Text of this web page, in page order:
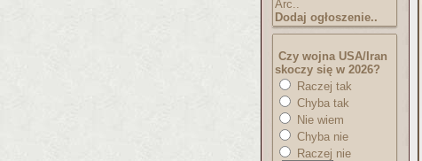
Arc..
Dodaj ogłoszenie..
Czy wojna USA/Iran
skoczy się w 2026?
Raczej tak
Chyba tak
Nie wiem
Chyba nie
Raczej nie